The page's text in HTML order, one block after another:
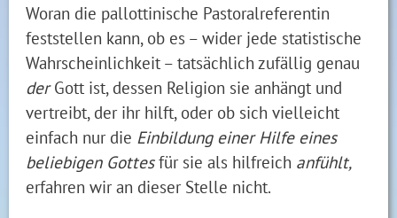
Woran die pallottinische Pastoralreferentin
feststellen kann, ob es – wider jede statistische
Wahrscheinlichkeit – tatsächlich zufällig genau
derGott ist, dessen Religion sie anhängt und
vertreibt, der ihr hilft, oder ob sich vielleicht
einfach nur die Einbildung einer Hilfe eines
beliebigen Gottesfür sie als hilfreich anfühlt,
erfahren wir an dieser Stelle nicht.